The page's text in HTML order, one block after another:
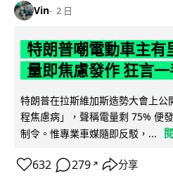
Vin 2 日
特朗普嘲電動車主有
量即焦慮發作 狂言
特朗普在拉斯維加斯造勢大會上公
程焦慮病」，聲稱電量剩 75% 便
制令。惟專業車媒隨即反駁，...
632 279 ↗ 分享